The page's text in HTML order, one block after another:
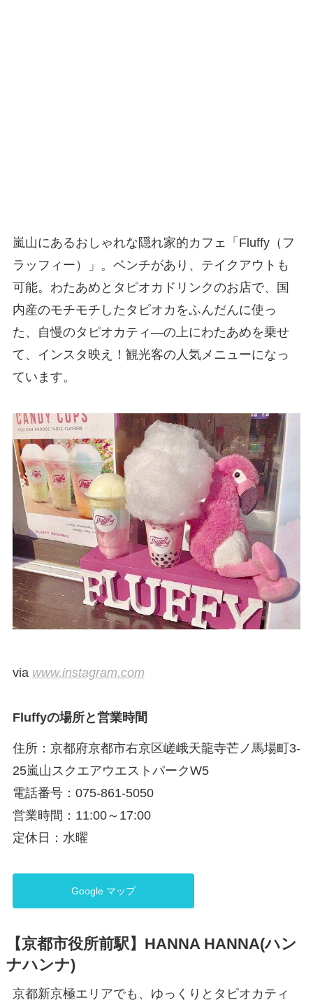
嵐山にあるおしゃれな隠れ家的カフェ「Fluffy（フ
ラッフィー）」。ベンチがあり、テイクアウトも
可能。わたあめとタピオカドリンクのお店で、国
内産のモチモチしたタピオカをふんだんに使っ
た、自慢のタピオカティ―の上にわたあめを乗せ
て、インスタ映え！観光客の人気メニューになっ
ています。
via www.instagram.com
Fluffyの場所と営業時間
住所：京都府京都市右京区嵯峨天龍寺芒ノ馬場町3-
25嵐山スクエアウエストパークW5
電話番号：075-861-5050
営業時間：11:00～17:00
定休日：水曜
Google マップ
【京都市役所前駅】HANNA HANNA(ハン
ナハンナ)
京都新京極エリアでも、ゆっくりとタピオカティ